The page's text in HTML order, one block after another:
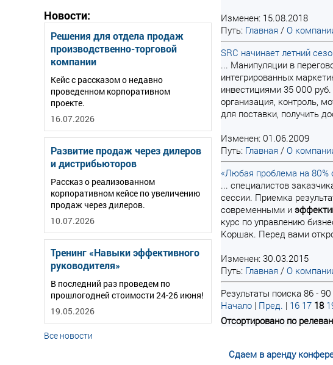
Новости:
Решения для отдела продаж
производственно-торговой
компании
Кейс с рассказом о недавно
проведенном корпоративном
проекте.
16.07.2026
Развитие продаж через дилеров
и дистрибьюторов
Рассказ о реализованном
корпоративном кейсе по увеличению
продаж через дилеров.
10.07.2026
Тренинг «Навыки эффективного
руководителя»
В последний раз проведем по
прошлогодней стоимости 24-26 июня!
19.05.2026
Все новости
Изменен: 15.08.2018
Путь: Главная / О
SRC начинает летний
... Манипуляции в
интегрированных
инвестициями 35 000
организация, контроль,
для поставки, получить
Изменен: 01.06.2009
Путь: Главная / О
«Любая проблема на 80%
... специалистов
сессии. Приемка
современными и
курс по управлению
Коршак. Перед вами
Изменен: 30.03.2015
Путь: Главная / О
Результаты поиска 86 -
Начало | Пред. | 16 17 18
Отсортировано по
Сдаем в аренду